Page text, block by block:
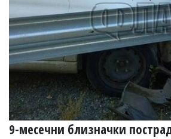
9-месечни близначки